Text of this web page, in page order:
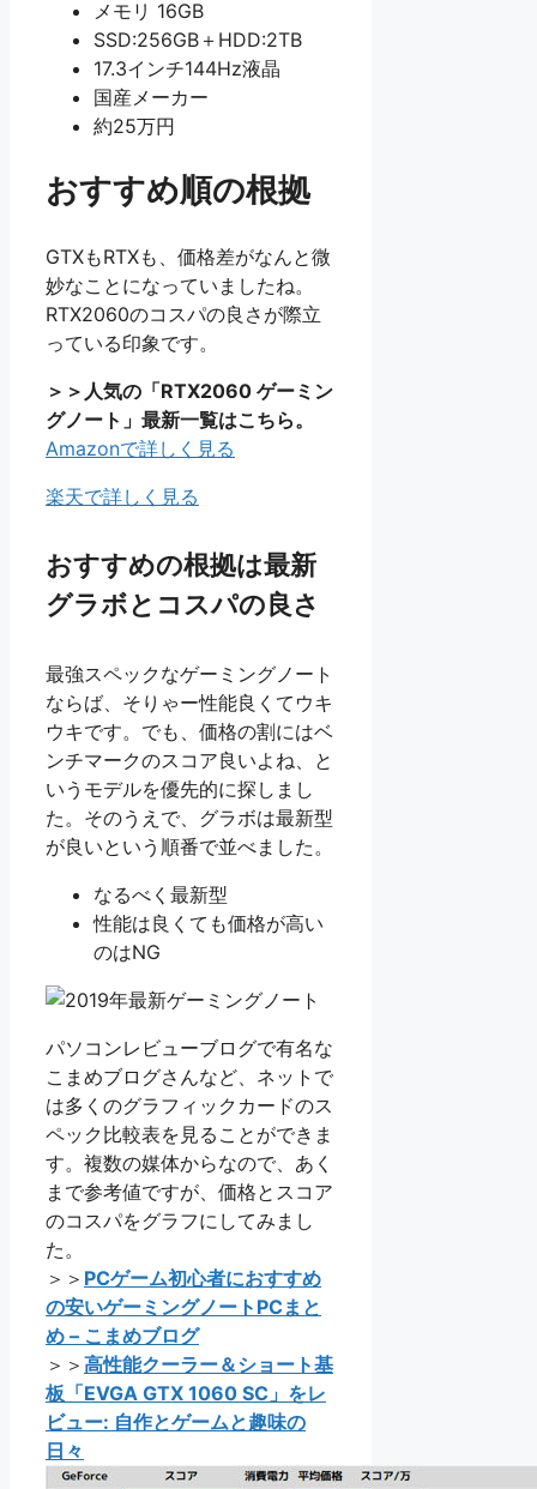
メモリ 16GB
SSD:256GB＋HDD:2TB
17.3インチ144Hz液晶
国産メーカー
約25万円
おすすめ順の根拠
GTXもRTXも、価格差がなんと微
妙なことになっていましたね。
RTX2060のコスパの良さが際立
っている印象です。
＞＞人気の「RTX2060 ゲーミン
グノート」最新一覧はこちら。
Amazonで詳しく見る
楽天で詳しく見る
おすすめの根拠は最新
グラボとコスパの良さ
最強スペックなゲーミングノート
ならば、そりゃー性能良くてウキ
ウキです。でも、価格の割にはベ
ンチマークのスコア良いよね、と
いうモデルを優先的に探しまし
た。そのうえで、グラボは最新型
が良いという順番で並べました。
なるべく最新型
性能は良くても価格が高い
のはNG
パソコンレビューブログで有名な
こまめブログさんなど、ネットで
は多くのグラフィックカードのス
ペック比較表を見ることができま
す。複数の媒体からなので、あく
まで参考値ですが、価格とスコア
のコスパをグラフにしてみまし
た。
＞＞ PCゲーム初心者におすすめ
の安いゲーミングノートPCまと
め – こまめブログ
＞＞ 高性能クーラー＆ショート基
板「EVGA GTX 1060 SC」をレ
ビュー: 自作とゲームと趣味の
日々